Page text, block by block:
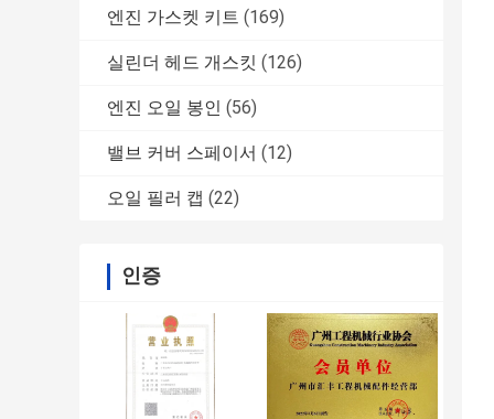
엔진 가스켓 키트 (169)
실린더 헤드 개스킷 (126)
엔진 오일 봉인 (56)
밸브 커버 스페이서 (12)
오일 필러 캡 (22)
인증